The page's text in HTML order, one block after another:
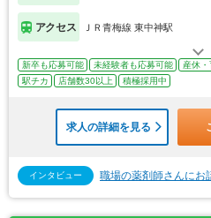
アクセス ＪＲ青梅線 東中神駅
新卒も応募可能 未経験者も応募可能 産休
駅チカ
店舗数30以上 積極採用中
求人の詳細を見る
インタビュー 職場の薬剤師さんにお